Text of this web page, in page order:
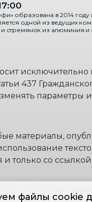
файлы cookie
образована в 2014 году
одной из ведущих
стремянок из алюминия и
437
параметры
материалы,
и только со
© 2014 | Все